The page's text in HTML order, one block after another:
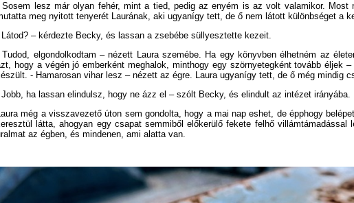
Sosem lesz már olyan fehér, mint a tied, pedig az enyém is az volt valamikor. Most
meg nyitott tenyerét Laurának, aki ugyanígy tett, de ő nem látott különbséget a
– kérdezte Becky, és lassan a zsebébe süllyesztette kezeit.
Tudod, elgondolkodtam – nézett Laura szemébe. Ha egy könyvben élhetném az
hogy a végén jó emberként meghalok, minthogy egy szörnyetegként tovább éljek
- Hamarosan vihar lesz – nézett az égre. Laura ugyanígy tett, de ő még mindig
ha lassan elindulsz, hogy ne ázz el – szólt Becky, és elindult az intézet irányába.
még a visszavezető úton sem gondolta, hogy a mai nap eshet, de épphogy
látta, ahogyan egy csapat semmiből előkerülő fekete felhő villámtámadással
az égben, és mindenen, ami alatta van.